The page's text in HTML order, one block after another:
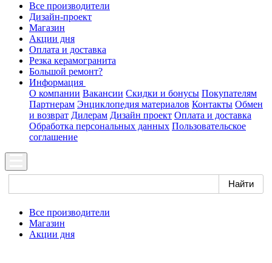
Все производители
Дизайн-проект
Магазин
Акции дня
Оплата и доставка
Резка керамогранита
Большой ремонт?
Информация
О компании Вакансии Скидки и бонусы Покупателям
Партнерам Энциклопедия материалов Контакты Обмен
и возврат Дилерам Дизайн проект Оплата и доставка
Обработка персональных данных Пользовательское
соглашение
Все производители
Магазин
Акции дня